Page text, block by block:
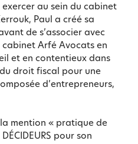
exercer au sein du cabinet
Paul a créé sa
de s’associer avec
cabinet Arfé Avocats en
et en contentieux dans
du droit fiscal pour une
d’entrepreneurs,
mention « pratique de
pour son